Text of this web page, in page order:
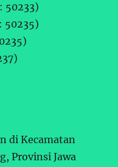
50233)
50235)
di Kecamatan
Provinsi Jawa